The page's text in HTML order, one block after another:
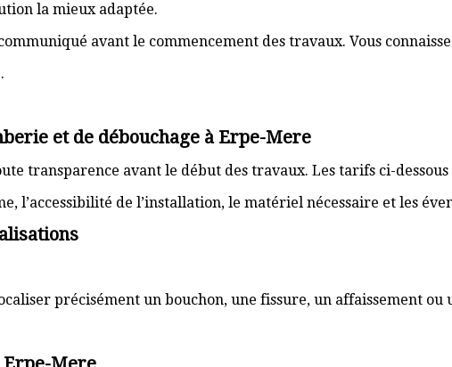
la mieux adaptée.
avant le commencement des travaux. Vous
et de débouchage à Erpe-Mere
transparence avant le début des travaux. Les tarifs ci-
l’accessibilité de l’installation, le matériel nécessaire et les
précisément un bouchon, une fissure, un affaissement ou